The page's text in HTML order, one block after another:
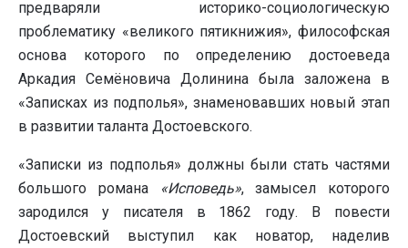
предваряли историко-социологическую
проблематику «великого пятикнижия», философская
основа которого по определению достоеведа
Аркадия Семёновича Долинина была заложена в
«Записках из подполья», знаменовавших новый этап
в развитии таланта Достоевского.
«Записки из подполья» должны были стать частями
большого романа
«Исповедь», замысел которого
зародился у писателя в 1862 году. В повести
Достоевский выступил как новатор, наделив